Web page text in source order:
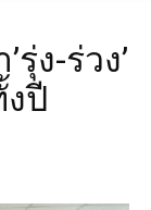
ง-ร่วง’
ปี